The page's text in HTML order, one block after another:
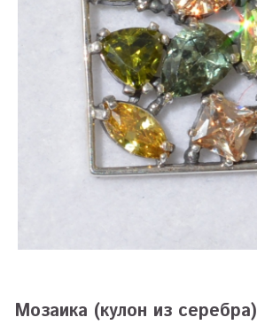
Мозаика (кулон из серебра)